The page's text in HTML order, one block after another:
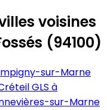
voisines
(94100)
sur-Marne
GLS à
sur-Marne